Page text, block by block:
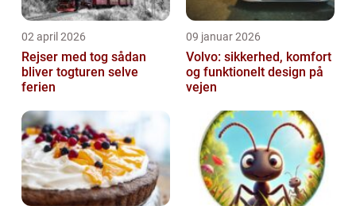
02 april 2026
Rejser med tog sådan
bliver togturen selve
ferien
09 januar 2026
Volvo: sikkerhed, komfort
og funktionelt design på
vejen